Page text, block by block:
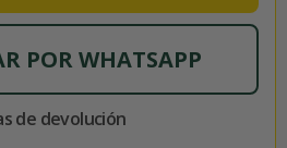
POR WHATSAPP
de devolución